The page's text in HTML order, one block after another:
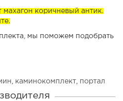
махагон коричневый антик.
мы поможем подобрать
каминокомплект портал